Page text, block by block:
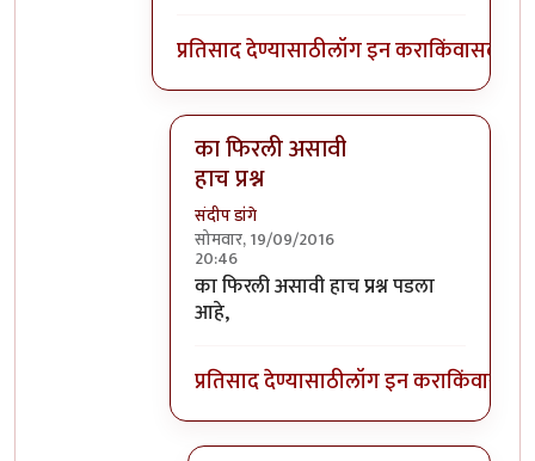
प्रतिसाद देण्यासाठीलॉग इन कराकिंवासदस्य
का फिरली असावी
हाच प्रश्न
संदीप डांगे
सोमवार, 19/09/2016
20:46
In reply toकुरापतbyप्रदीप
का फिरली असावी हाच प्रश्न पडला
आहे,
प्रतिसाद देण्यासाठीलॉग इन कराकिंवा